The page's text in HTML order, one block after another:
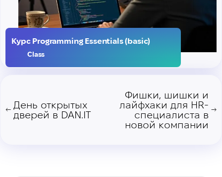
Курс Programming Essentials (basic)
Class
← День открытых
дверей в DAN.IT
Фишки, шишки и
лайфхаки для HR-
специалиста в
новой компании
→